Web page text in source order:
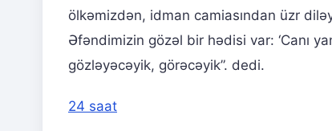
ölkəmizdən, idman camiasından üzr
Əfəndimizin gözəl bir hədisi var: ‘Canı
gözləyəcəyik, görəcəyik”. dedi.
24 saat